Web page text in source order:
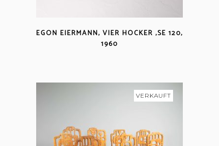
EGON EIERMANN, VIER HOCKER ‚SE 120,
1960
VERKAUFT